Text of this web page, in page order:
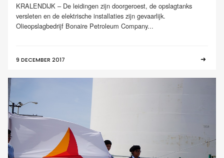
KRALENDIJK – De leidingen zijn doorgeroest, de opslagtanks
versleten en de elektrische installaties zijn gevaarlijk.
Olieopslagbedrijf Bonaire Petroleum Company...
9 DECEMBER 2017